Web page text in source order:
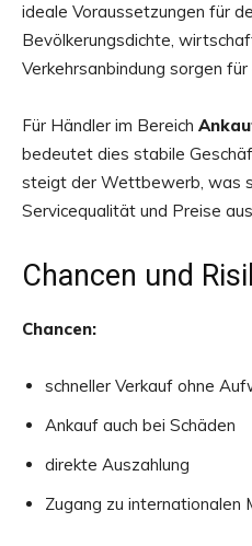
ideale Voraussetzungen für
Bevölkerungsdichte,
Verkehrsanbindung sorgen
Für Händler im Bereich
bedeutet dies stabile
steigt der Wettbewerb, was
Servicequalität und Preise
Chancen und
Chancen:
schneller Verkauf ohne
Ankauf auch bei Schäden
direkte Auszahlung
Zugang zu internationalen